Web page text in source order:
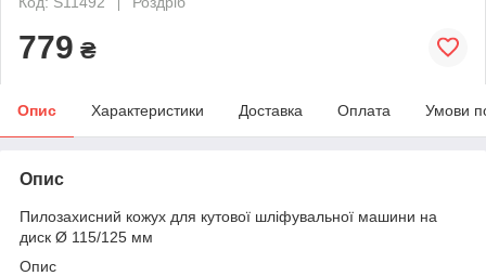
779 ₴
Опис Характеристики Доставка Оплата Умови
Опис
Пилозахисний кожух для кутової шліфувальної машини на
диск Ø 115/125 мм
Опис